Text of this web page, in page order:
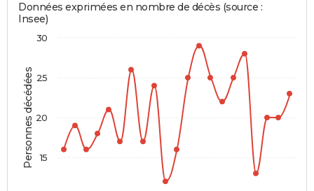
Personnes décédées
Données exprimées en nombre de décès (source :
Insee)
15
20
25
30